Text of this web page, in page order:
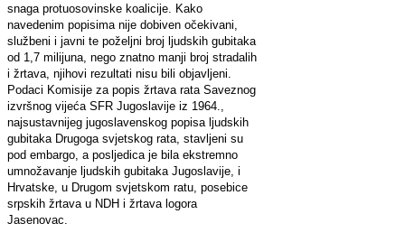
snaga protuosovinske koalicije. Kako
navedenim popisima nije dobiven očekivani,
službeni i javni te poželjni broj ljudskih gubitaka
od 1,7 milijuna, nego znatno manji broj stradalih
i žrtava, njihovi rezultati nisu bili objavljeni.
Podaci Komisije za popis žrtava rata Saveznog
izvršnog vijeća SFR Jugoslavije iz 1964.,
najsustavnijeg jugoslavenskog popisa ljudskih
gubitaka Drugoga svjetskog rata, stavljeni su
pod embargo, a posljedica je bila ekstremno
umnožavanje ljudskih gubitaka Jugoslavije, i
Hrvatske, u Drugom svjetskom ratu, posebice
srpskih žrtava u NDH i žrtava logora
Jasenovac.